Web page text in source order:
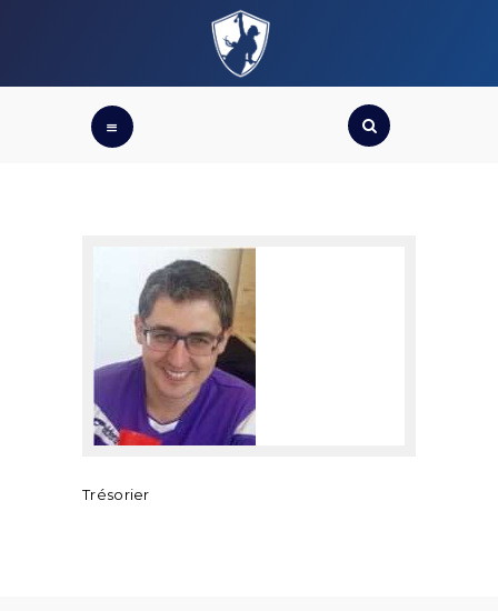
FÉDÉRATION DU QUABALL FRANÇAIS
De la fiction au sport, du loisir à la compétition
ACCUEIL
CRÉER UNE
ÉQUIPE
OÙ JOUER ?
COMPÉTITIONS
ÉQUIPE DE
FRANCE
FAQ
Trésorier